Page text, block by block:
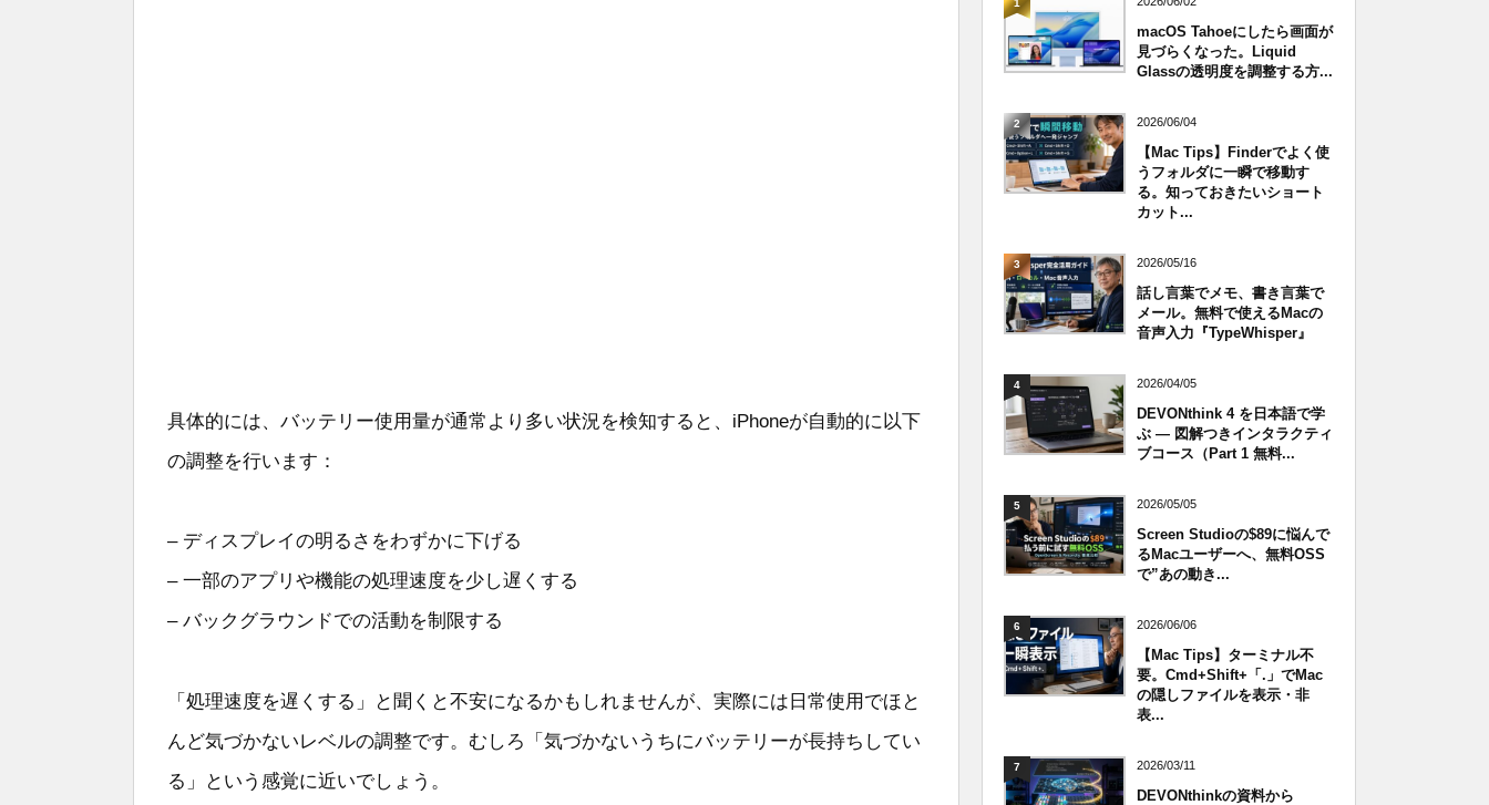
具体的には、バッテリー使用量が通常より多い状況を検知すると、iPhoneが自動的に以下
の調整を行います：
– ディスプレイの明るさをわずかに下げる
– 一部のアプリや機能の処理速度を少し遅くする
– バックグラウンドでの活動を制限する
「処理速度を遅くする」と聞くと不安になるかもしれませんが、実際には日常使用でほと
んど気づかないレベルの調整です。むしろ「気づかないうちにバッテリーが長持ちしてい
る」という感覚に近いでしょう。
1
macOS Tahoeにしたら画面が
見づらくなった。Liquid
Glassの透明度を調整する方...
2 2026/06/04
【Mac Tips】Finderでよく使
うフォルダに一瞬で移動す
る。知っておきたいショート
カット...
3 2026/05/16
話し言葉でメモ、書き言葉で
メール。無料で使えるMacの
音声入力『TypeWhisper』
4 2026/04/05
DEVONthink 4 を日本語で学
ぶ — 図解つきインタラクティ
ブコース（Part 1 無料...
5 2026/05/05
Screen Studioの$89に悩んで
るMacユーザーへ、無料OSS
で”あの動き...
6 2026/06/06
【Mac Tips】ターミナル不
要。Cmd+Shift+「.」でMac
の隠しファイルを表示・非
表...
7 2026/03/11
DEVONthinkの資料から